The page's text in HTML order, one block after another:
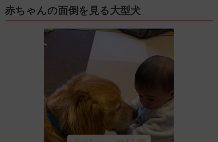
赤ちゃんの面倒を見る大型犬